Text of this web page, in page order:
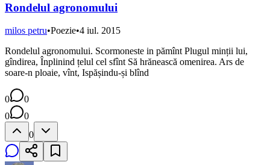
Rondelul agronomului
milos petru•Poezie•4 iul. 2015
Rondelul agronomului. Scormoneste in pămînt Plugul minții lui,
gîndirea, Înplinind țelul cel sfînt Să hrănească omenirea. Ars de
soare-n ploaie, vînt, Ispășindu-și blînd
0
0
0
0
0